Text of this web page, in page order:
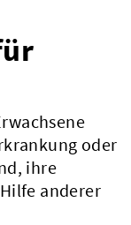
oder
ihre
anderer